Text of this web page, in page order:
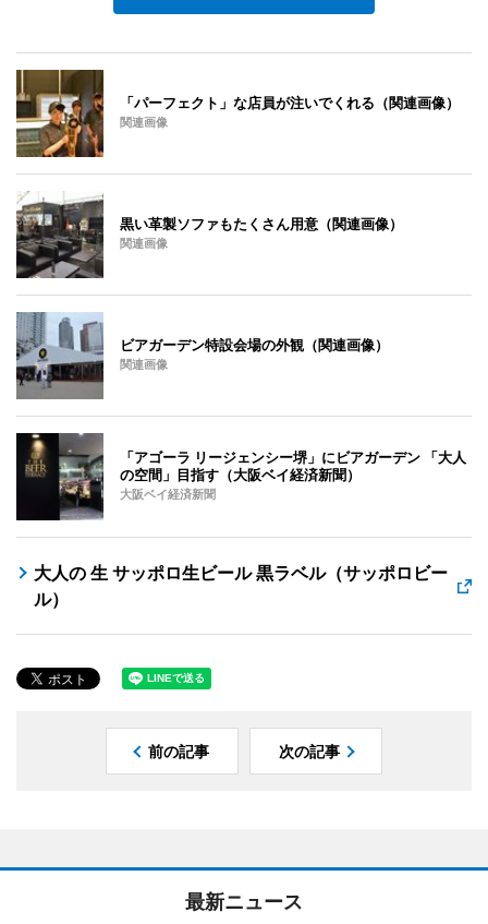
「パーフェクト」な店員が注いでくれる（関連画像）
関連画像
黒い革製ソファもたくさん用意（関連画像）
関連画像
ビアガーデン特設会場の外観（関連画像）
関連画像
「アゴーラ リージェンシー堺」にビアガーデン 「大人
の空間」目指す（大阪ベイ経済新聞）
大阪ベイ経済新聞
大人の 生 サッポロ生ビール 黒ラベル（サッポロビー
ル）
前の記事 次の記事
最新ニュース